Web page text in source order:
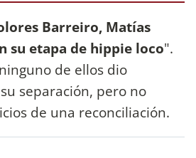
Barreiro, Matías
su etapa de hippie loco".
de ellos dio
separación, pero no
de una reconciliación.